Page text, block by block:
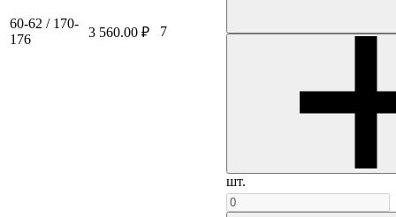
60-62 / 170-
176
3 560.00 ₽ 7
шт.